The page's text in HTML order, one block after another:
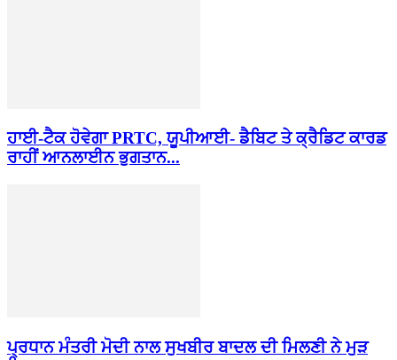
ਹਾਈ-ਟੈਕ ਹੋਵੇਗਾ PRTC, ਯੂਪੀਆਈ- ਡੈਬਿਟ ਤੇ ਕ੍ਰੈਡਿਟ ਕਾਰਡ
ਰਾਹੀਂ ਆਨਲਾਈਨ ਭੁਗਤਾਨ...
ਪ੍ਰਧਾਨ ਮੰਤਰੀ ਮੋਦੀ ਨਾਲ ਸੁਖਬੀਰ ਬਾਦਲ ਦੀ ਮਿਲਣੀ ਨੇ ਮੁੜ